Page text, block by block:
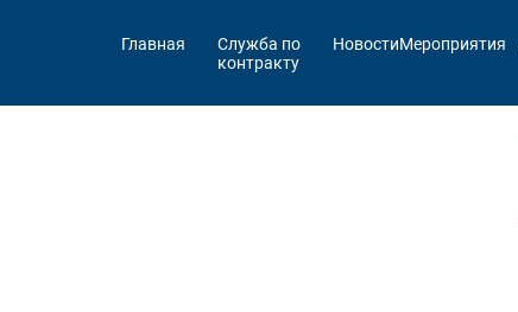
Главная
Служба по
контракту
НовостиМероприятия